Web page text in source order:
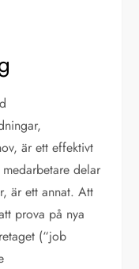
är ett effektivt
delar
är ett annat. Att
prova på nya
(“job